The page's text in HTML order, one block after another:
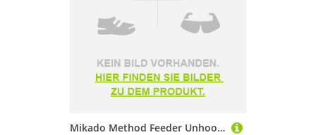
Mikado Method Feeder Unhooking Mat Schwarz